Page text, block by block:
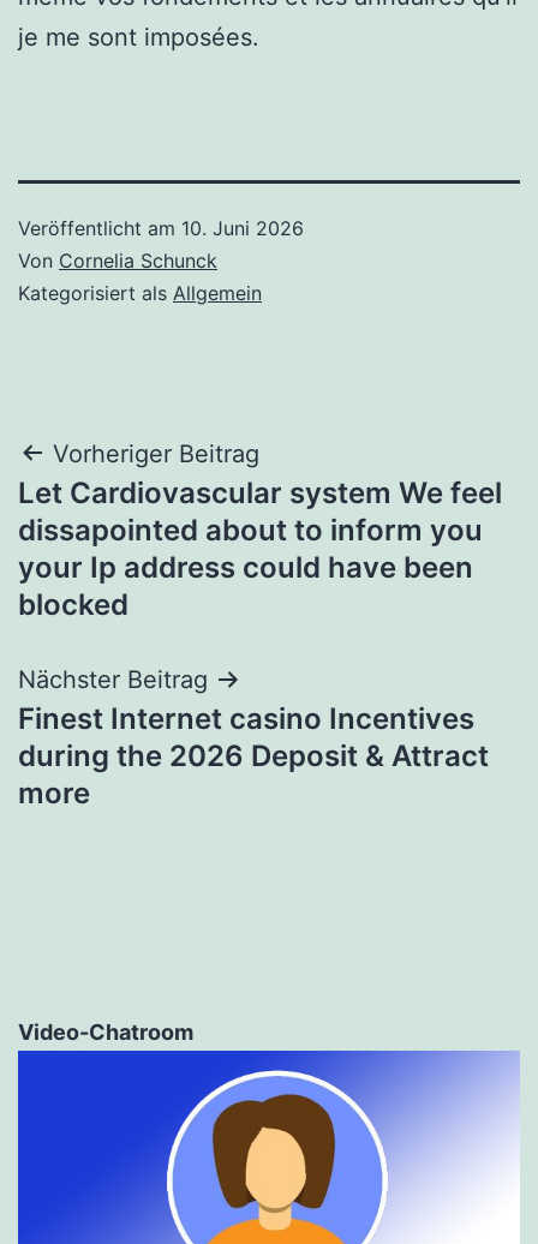
je me sont imposées.
Veröffentlicht am 10. Juni 2026
Von Cornelia Schunck
Kategorisiert als Allgemein
Beitragsnavigation
Vorheriger Beitrag
Let Cardiovascular system We feel
dissapointed about to inform you
your Ip address could have been
blocked
Nächster Beitrag
Finest Internet casino Incentives
during the 2026 Deposit & Attract
more
Video-Chatroom